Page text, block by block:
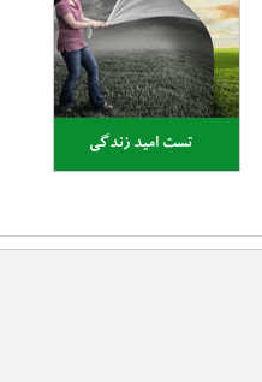
تست امید زندگی